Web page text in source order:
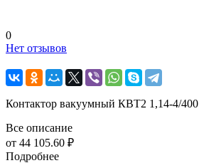
0
Нет отзывов
Контактор вакуумный КВТ2 1,14-4/400
Все описание
от 44 105.60 ₽
Подробнее